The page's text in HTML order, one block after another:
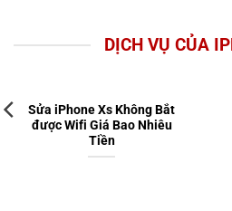
DỊCH VỤ CỦA
Sửa iPhone Xs Không Bắt
được Wifi Giá Bao Nhiêu
Tiền